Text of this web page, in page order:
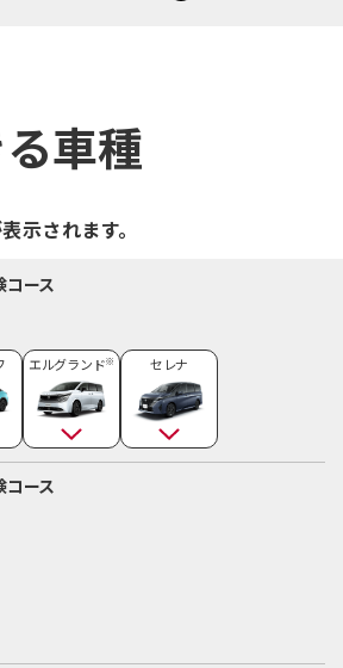
車種
示されます。
コース
エルグランド※ セレナ
コース